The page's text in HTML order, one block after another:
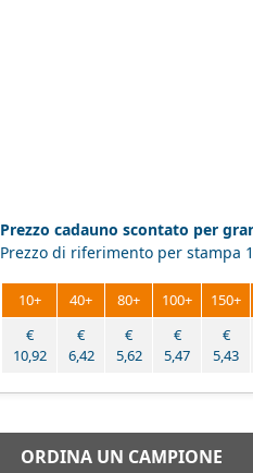
Prezzo cadauno scontato per
Prezzo di riferimento per stampa
10+ 40+ 80+ 100+ 150+
€
10,92
€
6,42
€
5,62
€
5,47
€
5,43
ORDINA UN CAMPIONE